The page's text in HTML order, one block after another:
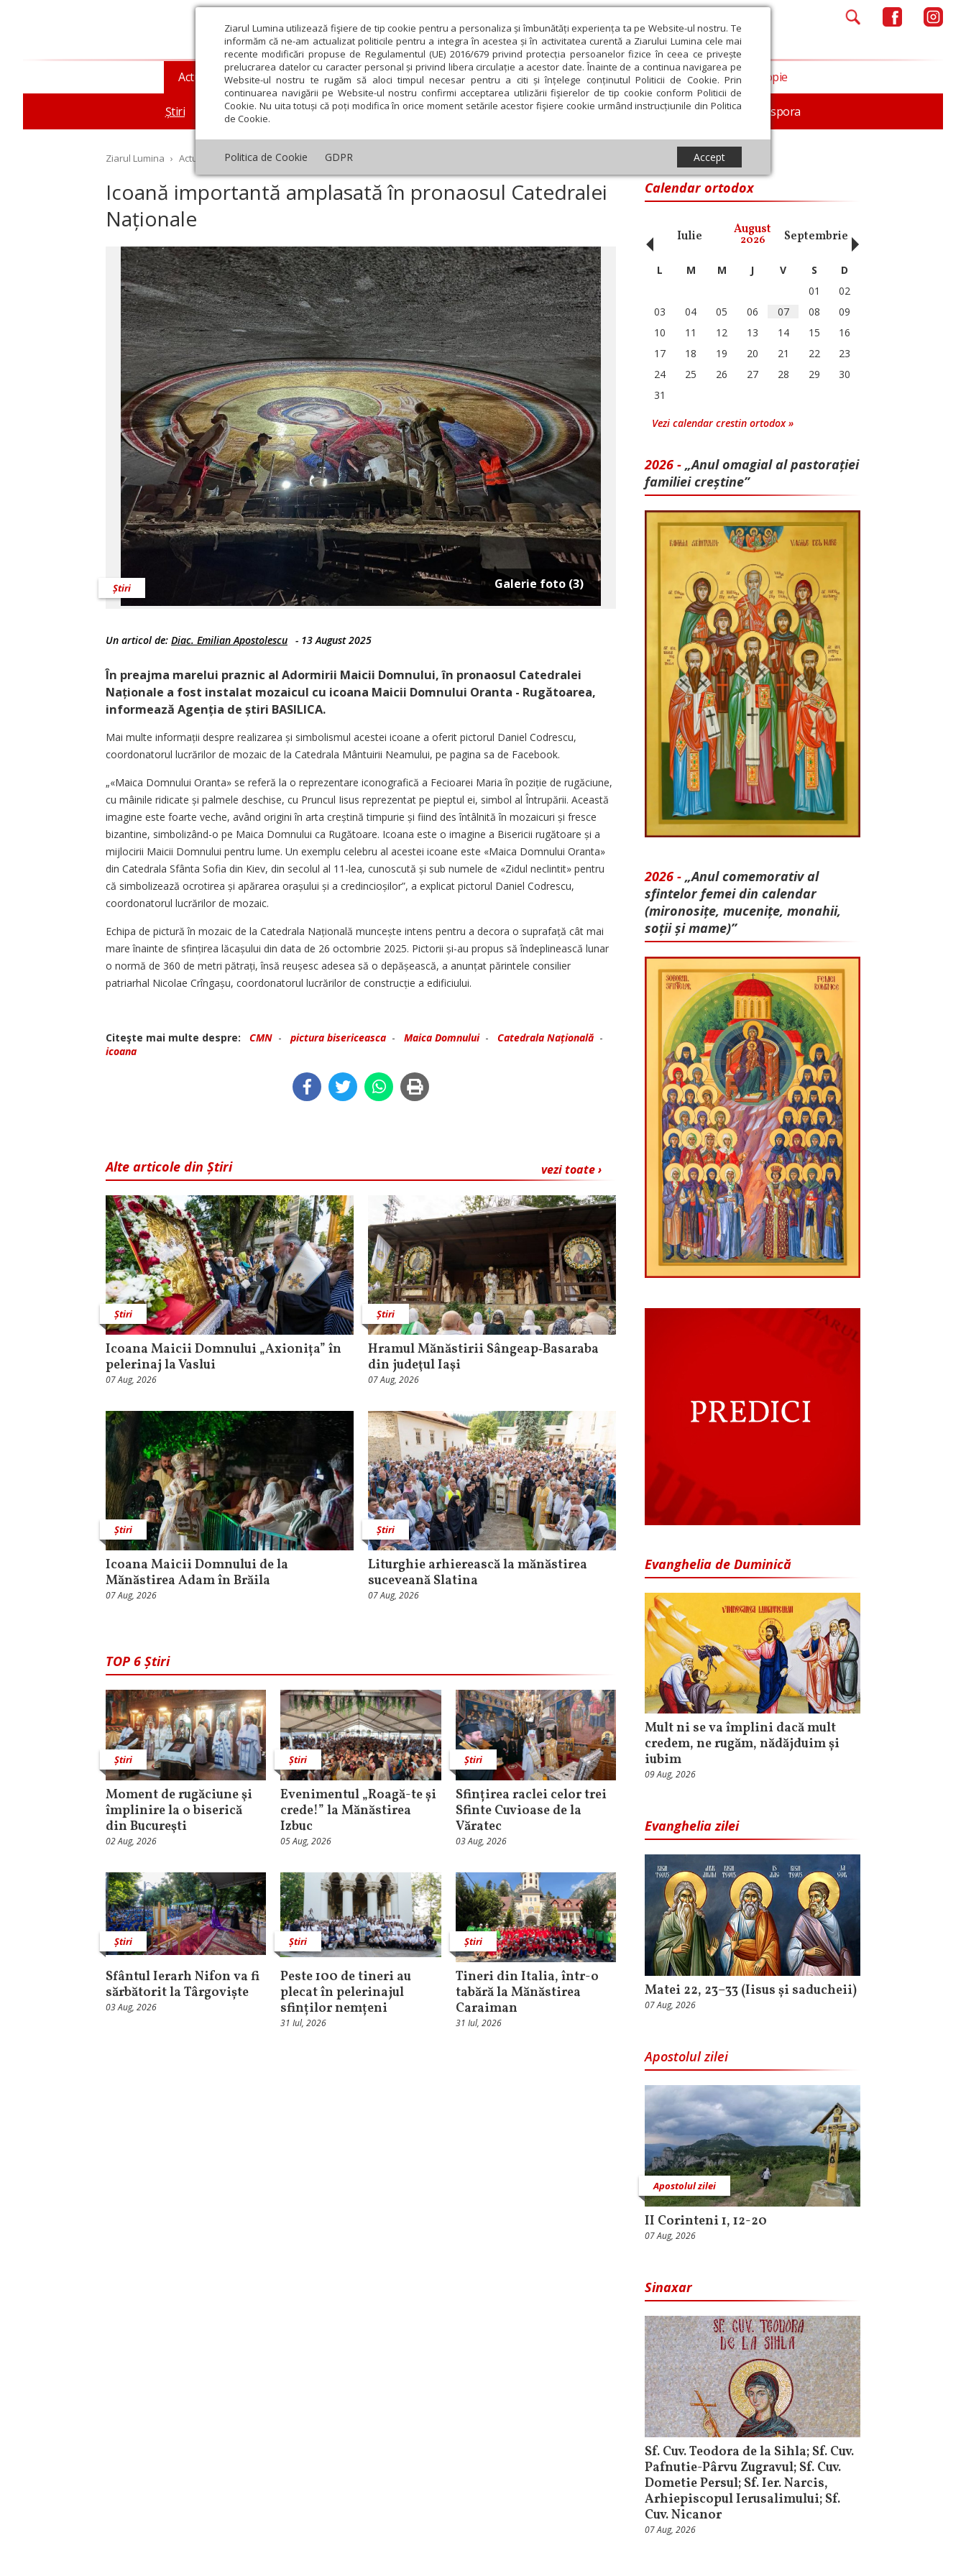
Ziarul Lumina utilizează fişiere de tip cookie pentru a personaliza și îmbunătăți experiența ta pe Website-ul nostru. Te
informăm că ne-am actualizat politicile pentru a integra în acestea și în activitatea curentă a Ziarului Lumina cele mai
recente modificări propuse de Regulamentul (UE) 2016/679 privind protecția persoanelor fizice în ceea ce privește
prelucrarea datelor cu caracter personal și privind libera circulație a acestor date. Înainte de a continua navigarea pe
Website-ul nostru te rugăm să aloci timpul necesar pentru a citi și înțelege conținutul Politicii de Cookie. Prin
continuarea navigării pe Website-ul nostru confirmi acceptarea utilizării fişierelor de tip cookie conform Politicii de
Cookie. Nu uita totuși că poți modifica în orice moment setările acestor fişiere cookie urmând instrucțiunile din Politica
de Cookie.
Politica de Cookie GDPR Accept
Actualitate religioasă
Știri Mesaje și cuvântări An omagial Comunicate de presă Documentar In memoriam Diaspora
Teologie și spiritualitate Educaţie și Cultură Societate Opinii Filantropie
Ziarul Lumina › Actualitate religioasă › Știri › Icoană importantă amplasată în pronaosul Catedralei Naționale
Icoană importantă amplasată în pronaosul Catedralei
Naționale
Galerie foto (3)
Știri
Un articol de: Diac. Emilian Apostolescu - 13 August 2025
În preajma marelui praznic al Adormirii Maicii Domnului, în pronaosul Catedralei
Naționale a fost instalat mozaicul cu icoana Maicii Domnului Oranta - Rugătoarea,
informează Agenția de știri BASILICA.
Mai multe informații despre realizarea și simbolismul acestei icoane a oferit pictorul Daniel Codrescu,
coordonatorul lucrărilor de mozaic de la Catedrala Mântuirii Neamului, pe pagina sa de Facebook.
„«Maica Domnului Oranta» se referă la o reprezentare iconografică a Fecioarei Maria în poziție de rugăciune,
cu mâinile ridicate și palmele deschise, cu Pruncul Iisus reprezentat pe pieptul ei, simbol al Întrupării. Această
imagine este foarte veche, având origini în arta creștină timpurie și fiind des întâlnită în mozaicuri și fresce
bizantine, simbolizând-o pe Maica Domnului ca Rugătoare. Icoana este o imagine a Bisericii rugătoare și a
mijlocirii Maicii Domnului pentru lume. Un exemplu celebru al acestei icoane este «Maica Domnului Oranta»
din Catedrala Sfânta Sofia din Kiev, din secolul al 11-lea, cunoscută și sub numele de «Zidul neclintit» pentru
că simbolizează ocrotirea și apărarea orașului și a credincioșilor”, a explicat pictorul Daniel Codrescu,
coordonatorul lucrărilor de mozaic.
Echipa de pictură în mozaic de la Catedrala Națională muncește intens pentru a decora o suprafață cât mai
mare înainte de sfințirea lăcașului din data de 26 octombrie 2025. Pictorii și-au propus să îndeplinească lunar
o normă de 360 de metri pătrați, însă reușesc adesea să o depășească, a anunțat părintele consilier
patriarhal Nicolae Crîn­gașu, coordonatorul lucrărilor de construcție a edificiului.
Citeşte mai multe despre: CMN - pictura bisericeasca - Maica Domnului- Catedrala Națională -
icoana
vezi toate ›
Alte articole din Știri
Știri
Icoana Maicii Domnului „Axionița” în
pelerinaj la Vaslui
07 Aug, 2026
Știri
Hramul Mănăstirii Sângeap‑Basaraba
din judeţul Iaşi
07 Aug, 2026
Știri
Icoana Maicii Domnului de la
Mănăstirea Adam în Brăila
07 Aug, 2026
Știri
Liturghie arhierească la mănăstirea
suceveană Slatina
07 Aug, 2026
TOP 6 Știri
Știri
Moment de rugăciune şi
împlinire la o biserică
din Bucureşti
02 Aug, 2026
Știri
Evenimentul „Roagă-te și
crede!” la Mănăstirea
Izbuc
05 Aug, 2026
Știri
Sfințirea raclei celor trei
Sfinte Cuvioase de la
Văratec
03 Aug, 2026
Știri
Sfântul Ierarh Nifon va fi
sărbătorit la Târgoviște
03 Aug, 2026
Știri
Peste 100 de tineri au
plecat în pelerinajul
sfinților nemțeni
31 Iul, 2026
Știri
Tineri din Italia, într-o
tabără la Mănăstirea
Caraiman
31 Iul, 2026
Calendar ortodox
Octombrie Iulie August
2026 Septembrie Octombrie
‹ L M M J V S
D
01
02
03
04 05 06 07 08
09
10
11 12 13 14 15
16
17
18 19 20 21 22
23
24
25 26 27 28 29
30
31
Vezi calendar crestin ortodox »
2026 - „Anul omagial al pastorației
familiei creștine”
2026 - „Anul comemorativ al
sfintelor femei din calendar
(mironosițe, mu­cenițe, monahii,
soții și mame)”
Evanghelia de Duminică
Mult ni se va împlini dacă mult
credem, ne rugăm, nădăjduim și
iubim
09 Aug, 2026
Evanghelia zilei
Matei 22, 23–33 (Iisus și saducheii)
07 Aug, 2026
Apostolul zilei
Apostolul zilei
II Corinteni 1, 12-20
07 Aug, 2026
Sinaxar
Sf. Cuv. Teodora de la Sihla; Sf. Cuv.
Pafnutie-Pârvu Zugravul; Sf. Cuv.
Dometie Persul; Sf. Ier. Narcis,
Arhiepiscopul Ierusalimului; Sf.
Cuv. Nicanor
07 Aug, 2026